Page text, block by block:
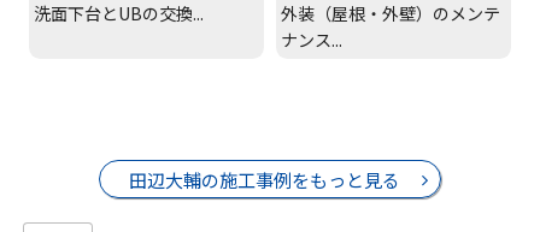
洗面下台とUBの交換...
外装（屋根・外壁）のメンテ
ナンス...
田辺大輔の施工事例をもっと見る